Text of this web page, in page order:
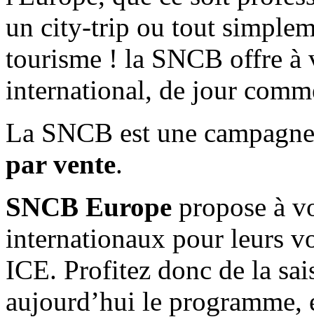
un city-trip ou tout
tourisme ! la SNCB offre à
international, de jour
La SNCB est une
par vente.
SNCB Europe propose à
internationaux pour leurs
ICE. Profitez donc de la
aujourd’hui le